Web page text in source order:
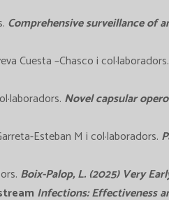
Comprehensive surveillance of
Cuesta –Chasco i col·laboradors.
Novel capsular
Esteban M i col·laboradors.
Boix-Palop, L. (2025) Very
Infections: Effectiveness